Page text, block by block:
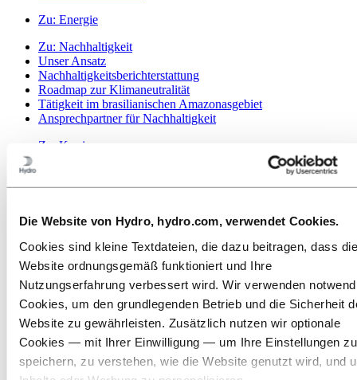
Die Website von Hydro, hydro.com, verwendet Cookies.
Cookies sind kleine Textdateien, die dazu beitragen, dass die
Website ordnungsgemäß funktioniert und Ihre
Nutzungserfahrung verbessert wird. Wir verwenden
Cookies, um den grundlegenden Betrieb und die Sicherheit
Website zu gewährleisten. Zusätzlich nutzen wir optionale
Cookies — mit Ihrer Einwilligung — um Ihre Einstellungen zu
speichern, zu verstehen, wie die Website genutzt wird, und
Zu: Energie
Zu: Nachhaltigkeit
Unser Ansatz
Nachhaltigkeitsberichterstattung
Roadmap zur Klimaneutralität
Tätigkeit im brasilianischen Amazonasgebiet
Ansprechpartner für Nachhaltigkeit
Zu: Karriere
Studierende und Absolventen
Karrierebereiche
Lerne unsere Mitarbeitenden kennen
Bewerbungsprozess
Kontakt und FAQ
Zu:Investoren
Investoren
Zu:Medien
News
Hydro auf einen Blick
Mediengalerie